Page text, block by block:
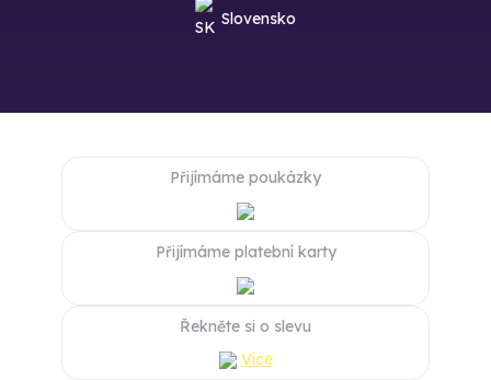
Slovensko
Přijímáme poukázky
Přijímáme platební karty
Řekněte si o slevu
Více